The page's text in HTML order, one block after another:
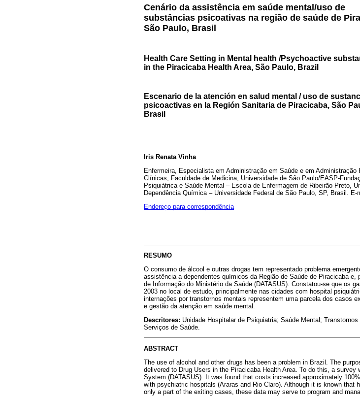
Cenário da assistência em saúde mental/uso de
substâncias psicoativas na região de saúde de
São Paulo, Brasil
Health Care Setting in Mental health /Psychoactive
in the Piracicaba Health Area, São Paulo, Brazil
Escenario de la atención en salud mental / uso de
psicoactivas en la Región Sanitaria de Piracicaba, São
Brasil
Iris Renata Vinha
Enfermeira, Especialista em Administração em Saúde e em
Clínicas, Faculdade de Medicina, Universidade de São Paulo/EASP-
Psiquiátrica e Saúde Mental – Escola de Enfermagem de Ribeirão Preto,
Dependência Química – Universidade Federal de São Paulo, SP, Brasil. E-
Endereço para correspondência
RESUMO
O consumo de álcool e outras drogas tem representado problema
assistência a dependentes químicos da Região de Saúde de Piracicaba
de Informação do Ministério da Saúde (DATASUS). Constatou-se que os
2003 no local de estudo, principalmente nas cidades com hospital
internações por transtornos mentais representem uma parcela dos casos
e gestão da atenção em saúde mental.
Descritores: Unidade Hospitalar de Psiquiatria; Saúde Mental;
Serviços de Saúde.
ABSTRACT
The use of alcohol and other drugs has been a problem in Brazil. The
delivered to Drug Users in the Piracicaba Health Area. To do this, a
System (DATASUS). It was found that costs increased approximately
with psychiatric hospitals (Araras and Rio Claro). Although it is known that
only a part of the exiting cases, these data may serve to program and